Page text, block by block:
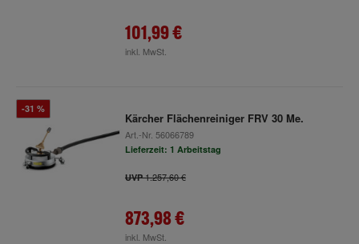
101,99 €
inkl. MwSt.
-31 %
Kärcher Flächenreiniger FRV 30 Me.
Art.-Nr. 56066789
Lieferzeit: 1 Arbeitstag
UVP1.257,60 €
873,98 €
inkl. MwSt.